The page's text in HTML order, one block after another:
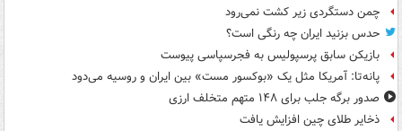
چمن دستگردی زیر کشت نمی‌رود
حدس بزنید ایران چه رنگی است؟
بازیکن سابق پرسپولیس به فجرسپاسی پیوست
پانه‌تا: آمریکا مثل یک «بوکسور مست» بین ایران و روسیه می‌دود
صدور برگه جلب برای ۱۴۸ متهم متخلف ارزی
ذخایر طلای چین افزایش یافت